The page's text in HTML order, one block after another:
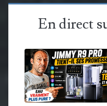
En direct